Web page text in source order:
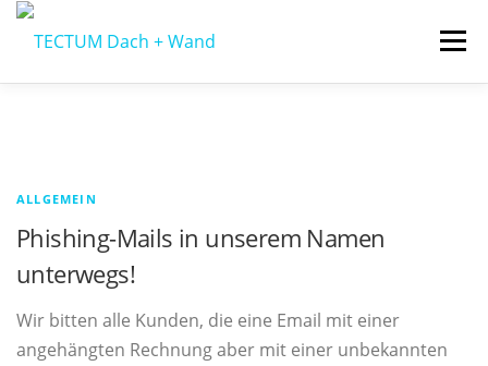
Zum
Inhalt
Menü
KONTAKT
e
i
s
p
i
ALLGEMEIN
Phishing-Mails in unserem Namen
unterwegs!
Wir bitten alle Kunden, die eine Email mit einer
angehängten Rechnung aber mit einer unbekannten